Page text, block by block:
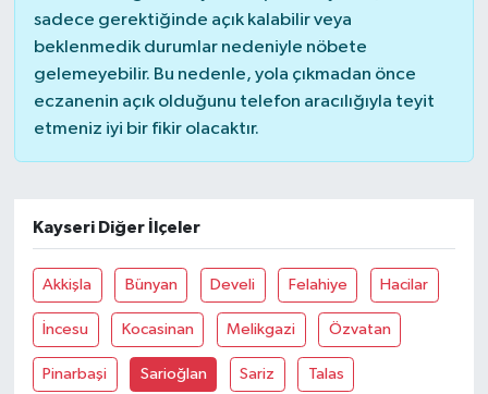
sadece gerektiğinde açık kalabilir veya
beklenmedik durumlar nedeniyle nöbete
gelemeyebilir. Bu nedenle, yola çıkmadan önce
eczanenin açık olduğunu telefon aracılığıyla teyit
etmeniz iyi bir fikir olacaktır.
Kayseri Diğer İlçeler
Akkişla Bünyan Develi Felahiye Hacilar
İncesu Kocasinan Melikgazi Özvatan
Pinarbaşi Sarioğlan Sariz Talas